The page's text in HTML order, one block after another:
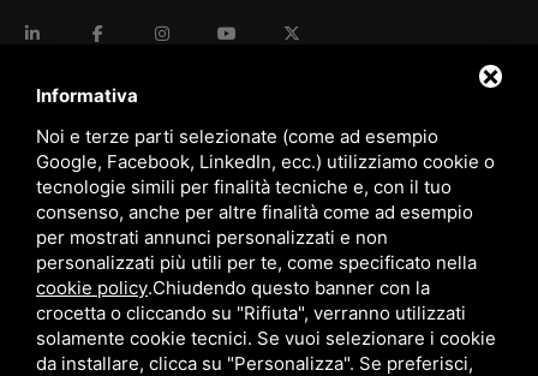
language ITALIANO
download Catalogo Stima
download Politica qualità e sicurezza
Informativa
Noi e terze parti selezionate (come ad esempio
Google, Facebook, LinkedIn, ecc.) utilizziamo cookie o
tecnologie simili per finalità tecniche e, con il tuo
consenso, anche per altre finalità come ad esempio
per mostrati annunci personalizzati e non
personalizzati più utili per te, come specificato nella
cookie policy.Chiudendo questo banner con la
crocetta o cliccando su "Rifiuta", verranno utilizzati
solamente cookie tecnici. Se vuoi selezionare i cookie
da installare, clicca su "Personalizza". Se preferisci,